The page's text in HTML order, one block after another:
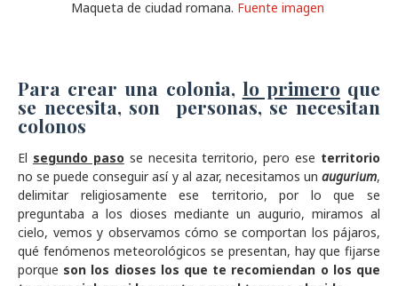
Maqueta de ciudad romana. Fuente imagen
Para crear una colonia, lo primeroque
se necesita, son personas, se necesitan
colonos
El segundo paso se necesita territorio, pero ese territorio
no se puede conseguir así y al azar, necesitamos un augurium,
delimitar religiosamente ese territorio, por lo que se
preguntaba a los dioses mediante un augurio, miramos al
cielo, vemos y observamos cómo se comportan los pájaros,
qué fenómenos meteorológicos se presentan, hay que fijarse
porque son los dioses los que te recomiendan o los que